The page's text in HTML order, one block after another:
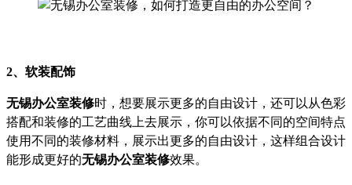
2、软装配饰
无锡办公室装修时，想要展示更多的自由设计，还可以从色彩
搭配和装修的工艺曲线上去展示，你可以依据不同的空间特点
使用不同的装修材料，展示出更多的自由设计，这样组合设计
能形成更好的无锡办公室装修效果。